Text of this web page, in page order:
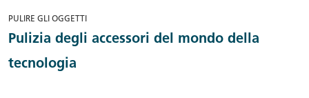
PULIRE GLI OGGETTI
Pulizia degli accessori del mondo della
tecnologia